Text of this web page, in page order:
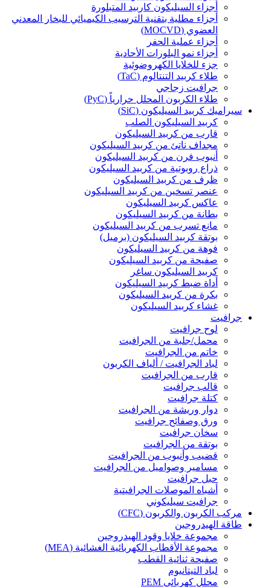
أجزاء السيليكون كاربيد المتبلورة
أجزاء مطلية بتقنية الترسيب الكيميائي للبخار المعدني
العضوي (MOCVD)
أجزاء عملية الحفر
أجزاء نمو البلورات الأحادية
جزء للخلايا الكهروضوئية
طلاء كربيد التنتالوم (TaC)
جرافيت زجاجي
طلاء الكربون المحلل حرارياً (PyC)
سيراميك كربيد السيليكون (SiC)
كربيد السيليكون الصلب
قارب من كربيد السيليكون
مجداف ناتئ من كربيد السيليكون
أنبوب فرن من كربيد السيليكون
ذراع روبوتية من كربيد السيليكون
ظرف من كربيد السيليكون
عنصر تسخين من كربيد السيليكون
عاكس كربيد السيليكون
بطانة من كربيد السيليكون
مانع تسرب من كربيد السيليكون
بوتقة كربيد السيليكون (برميل)
فوهة من كربيد السيليكون
صفيحة من كربيد السيليكون
كربيد السيليكون ساغر
أداة ضبط كربيد السيليكون
بكرة من كربيد السيليكون
غشاء كربيد السيليكون
جرافيت
لوح جرافيت
محمل/جلبة من الجرافيت
خاتم من الجرافيت
لباد الجرافيت / ألياف الكربون
قارب من الجرافيت
قالب جرافيت
كتلة جرافيت
دوار وريشة من الجرافيت
ورق وصفائح جرافيت
سخان جرافيت
بوتقة من الجرافيت
قضيب وأنبوب من الجرافيت
مسامير وصواميل من الجرافيت
حبل جرافيت
أشباه الموصلات الجرافيتية
جرافيت سيليكوني
مركب الكربون والكربون (CFC)
طاقة الهيدروجين
مجموعة خلايا وقود الهيدروجين
مجموعة الأقطاب الكهربائية الغشائية (MEA)
صفيحة ثنائية القطب
لباد التيتانيوم
محلل كهربائي PEM